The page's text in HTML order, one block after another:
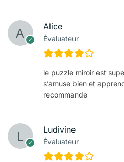
Alice
Évaluateur
le puzzle miroir est
s’amuse bien et
recommande
Ludivine
Évaluateur